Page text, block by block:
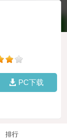
PC下载
排行